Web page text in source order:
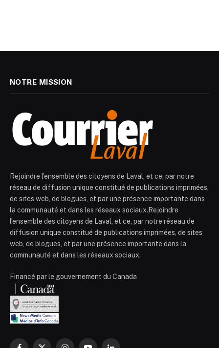
NOTRE MISSION
Rejoindre l’ensemble des citoyens de Laval, et ce, par notre
réseau de diffusion unique constitué de publications imprimées,
de sites web, de blogues, et par une présence importante dans
la communauté et dans les réseaux sociaux.Rejoindre
l’ensemble des citoyens de Laval, et ce, par notre réseau de
diffusion unique constitué de publications imprimées, de sites
web, de blogues, et par une présence importante dans la
communauté et dans les réseaux sociaux.
Financé par le gouvernement du Canada